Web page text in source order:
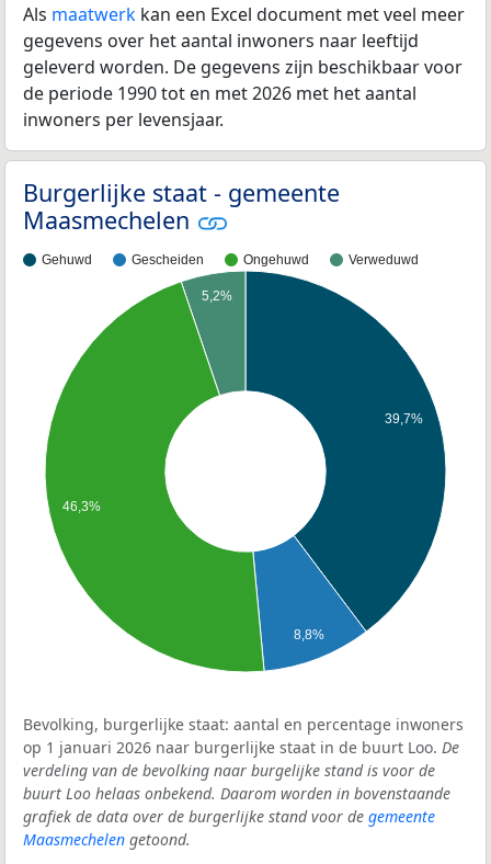
Als maatwerk kan een Excel document met veel meer
gegevens over het aantal inwoners naar leeftijd
geleverd worden. De gegevens zijn beschikbaar voor
de periode 1990 tot en met 2026 met het aantal
inwoners per levensjaar.
Burgerlijke staat - gemeente
Maasmechelen
Gehuwd Gescheiden Ongehuwd Verweduwd
39,7%
8,8%
5,2%
46,3%
Bevolking, burgerlijke staat: aantal en percentage inwoners
op 1 januari 2026 naar burgerlijke staat in de buurt Loo. De
verdeling van de bevolking naar burgelijke stand is voor de
buurt Loo helaas onbekend. Daarom worden in bovenstaande
grafiek de data over de burgerlijke stand voor de gemeente
Maasmechelen getoond.